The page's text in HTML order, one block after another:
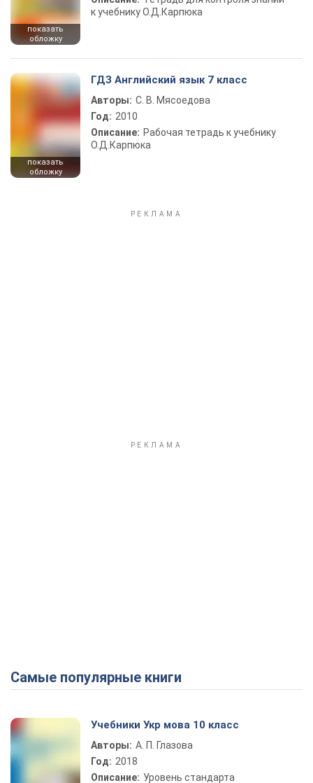
показать
обложку
к учебнику О.Д.Карпюка
показать
обложку
ГДЗ Английский язык 7 класс
Авторы: С. В. Мясоедова
Год: 2010
Описание: Рабочая тетрадь к учебнику
О.Д.Карпюка
Самые популярные книги
Учебники Укр мова 10 класс
Авторы: А. П. Глазова
Год: 2018
Описание: Уровень стандарта